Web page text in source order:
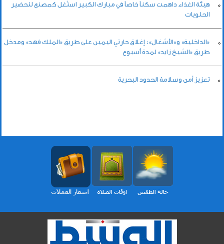
هيئة الغذاء داهمت سكناً خاصاً في مبارك الكبير استُغل كمصنع لتحضير
الحلويات
«الداخلية» و«الأشغال»: إغلاق حارتي اليمين على طريق «الملك فهد» ومدخل
طريق «الشيخ زايد» لمدة أسبوع
تعزيز أمن وسلامة الحدود البحرية